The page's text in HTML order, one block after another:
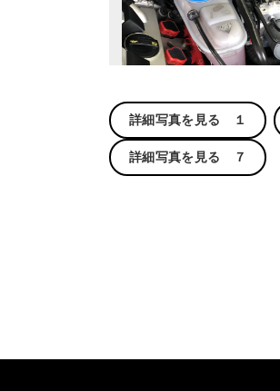
詳細写真を見る １
詳細写真を見る ７